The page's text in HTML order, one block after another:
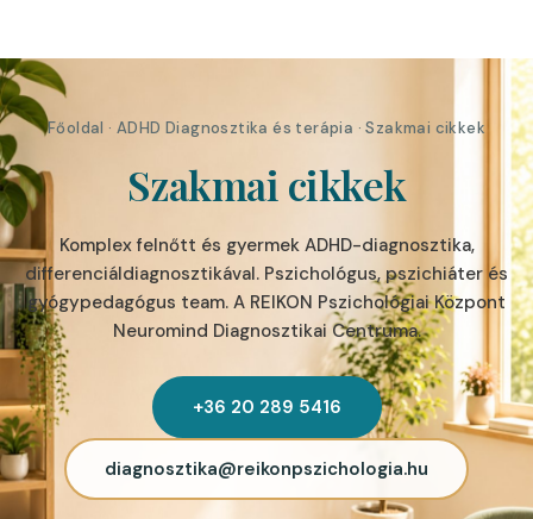
Főoldal · ADHD Diagnosztika és terápia · Szakmai cikkek
Szakmai cikkek
Komplex felnőtt és gyermek ADHD-diagnosztika,
differenciáldiagnosztikával. Pszichológus, pszichiáter és
gyógypedagógus team. A REIKON Pszichológiai Központ
Neuromind Diagnosztikai Centruma.
+36 20 289 5416
diagnosztika@reikonpszichologia.hu